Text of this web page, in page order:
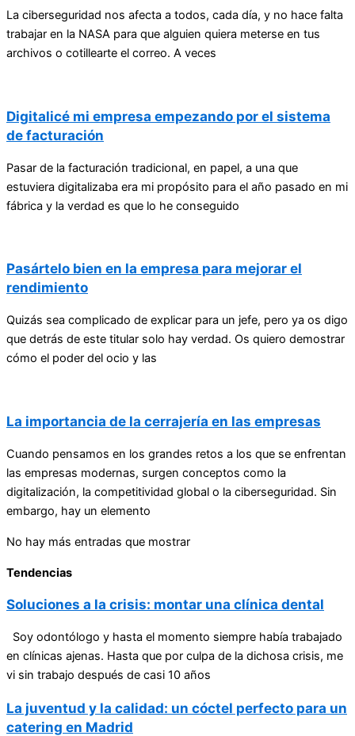
La ciberseguridad nos afecta a todos, cada día, y no hace falta
trabajar en la NASA para que alguien quiera meterse en tus
archivos o cotillearte el correo. A veces
Digitalicé mi empresa empezando por el sistema
de facturación
Pasar de la facturación tradicional, en papel, a una que
estuviera digitalizaba era mi propósito para el año pasado en mi
fábrica y la verdad es que lo he conseguido
Pasártelo bien en la empresa para mejorar el
rendimiento
Quizás sea complicado de explicar para un jefe, pero ya os digo
que detrás de este titular solo hay verdad. Os quiero demostrar
cómo el poder del ocio y las
La importancia de la cerrajería en las empresas
Cuando pensamos en los grandes retos a los que se enfrentan
las empresas modernas, surgen conceptos como la
digitalización, la competitividad global o la ciberseguridad. Sin
embargo, hay un elemento
No hay más entradas que mostrar
Tendencias
Soluciones a la crisis: montar una clínica dental
Soy odontólogo y hasta el momento siempre había trabajado
en clínicas ajenas. Hasta que por culpa de la dichosa crisis, me
vi sin trabajo después de casi 10 años
La juventud y la calidad: un cóctel perfecto para un
catering en Madrid